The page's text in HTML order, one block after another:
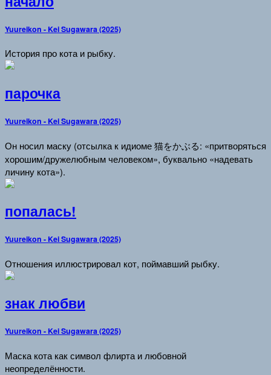
Yuureikon - Kei Sugawara (2025)
История про кота и рыбку.
парочка
Yuureikon - Kei Sugawara (2025)
Он носил маску (отсылка к идиоме 猫をかぶる: «притворяться
хорошим/дружелюбным человеком», буквально «надевать
личину кота»).
попалась!
Yuureikon - Kei Sugawara (2025)
Отношения иллюстрировал кот, поймавший рыбку.
знак любви
Yuureikon - Kei Sugawara (2025)
Маска кота как символ флирта и любовной
неопределённости.